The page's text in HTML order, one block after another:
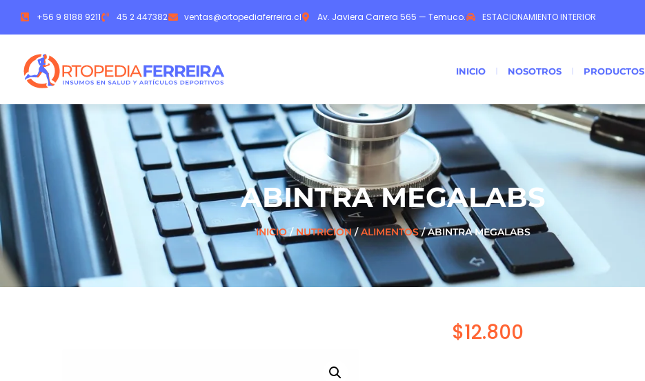
+56 9 8188 9211 45 2 447382 ventas@ortopediaferreira.cl Av. Javiera Carrera 565 — Temuco. ESTACIONAMIENTO INTERIOR
INICIO NOSOTROS PRODUCTOS
ABINTRA MEGALABS
INICIO /NUTRICION/ALIMENTOS/ ABINTRA MEGALABS
$12.800